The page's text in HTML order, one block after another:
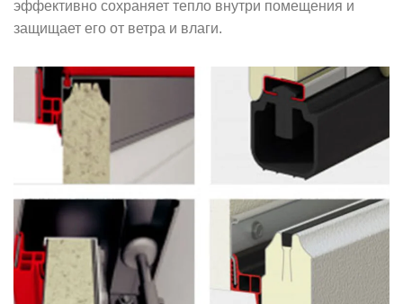
эффективно сохраняет тепло внутри помещения и
защищает его от ветра и влаги.